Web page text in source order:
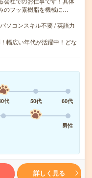
フッ素樹脂を機械に…
ソコンスキル不要 / 英語力
幅広い年代が活躍中！どな
代 50代
60代
男性
詳しく見る